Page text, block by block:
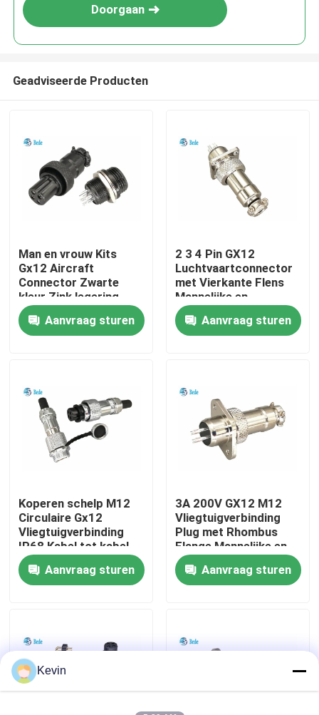
Huis
Over ons
fabriekstour
Neem contact met ons op
Nieuws
Vraag een offerte
Doorgaan
Geadviseerde Producten
Man en vrouw Kits
Gx12 Aircraft
Connector Zwarte
kleur Zink legering
materiaal
Aanvraag sturen
2 3 4 Pin GX12
Luchtvaartconnector
met Vierkante Flens
Mannelijke en
Vrouwelijke Sets
Aanvraag sturen
Koperen schelp M12
Circulaire Gx12
Vliegtuigverbinding
IP68 Kabel tot kabel
Docking Connector
2~7 PinAanvraag sturen
3A 200V GX12 M12
Vliegtuigverbinding
Plug met Rhombus
Flange Mannelijke en
vrouwelijke sets
Aanvraag sturen
Kevin